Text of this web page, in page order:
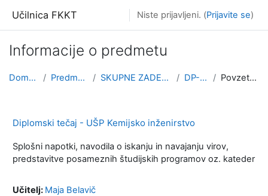
Učilnica FKKT Niste prijavljeni. (Prijavite se)
Informacije o predmetu
Domov Predmeti SKUPNE ZADEVE DP-KI Povzetek
Diplomski tečaj - UŠP Kemijsko inženirstvo
Splošni napotki, navodila o iskanju in navajanju virov,
predstavitve posameznih študijskih programov oz. kateder
Učitelj: Maja Belavič